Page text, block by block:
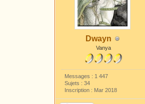
Dwayn
Vanya
Messages : 1 447
Sujets : 34
Inscription : Mar 2018